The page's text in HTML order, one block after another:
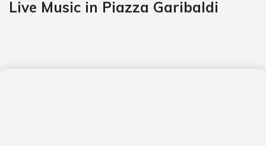
Live Music in Piazza Garibaldi